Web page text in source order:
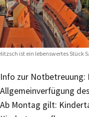
ist ein lebenswertes Stück
Info zur Notbetreuung:
Allgemeinverfügung
Ab Montag gilt: